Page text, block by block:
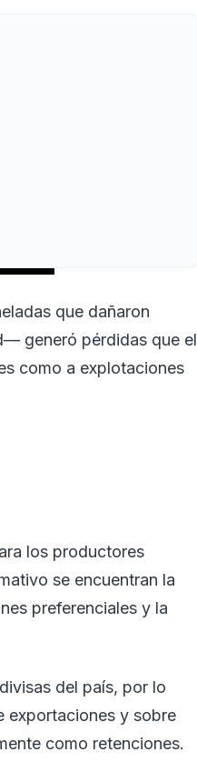
que dañaron
generó pérdidas que el
como a explotaciones
los productores
se encuentran la
preferenciales y la
del país, por lo
exportaciones y sobre
como retenciones.